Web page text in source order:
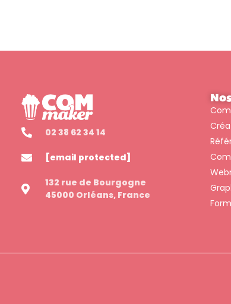
02 38 62 34 14
[email protected]
132 rue de Bourgogne
45000 Orléans, France